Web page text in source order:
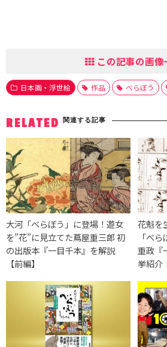
この記事の画像
日本画・浮世絵 作品 べらぼう
RELATED 関連する記事
大河「べらぼう」に登場！遊女
を”花”に見立てた蔦屋重三郎 初
の出版本『一目千本』を解説
【前編】
花魁を
「べ
重政『
挙紹介